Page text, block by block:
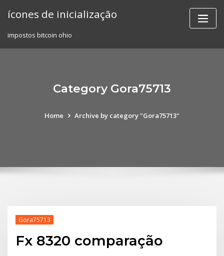
ícones de inicialização
impostos bitcoin ohio
Category Gora75713
Home Archive by category "Gora75713"
Gora75713
Fx 8320 comparação